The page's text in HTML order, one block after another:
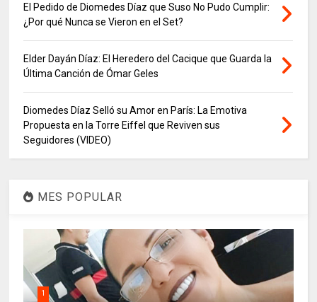
El Pedido de Diomedes Díaz que Suso No Pudo Cumplir:
¿Por qué Nunca se Vieron en el Set?
Elder Dayán Díaz: El Heredero del Cacique que Guarda la
Última Canción de Ómar Geles
Diomedes Díaz Selló su Amor en París: La Emotiva
Propuesta en la Torre Eiffel que Reviven sus
Seguidores (VIDEO)
MES POPULAR
1